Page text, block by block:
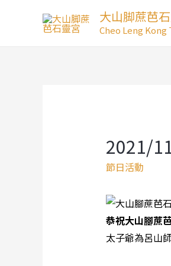
大山脚蔗芭
Cheo Leng Kong
2021/
節日活動
恭祝大山腳蔗
太子爺為呂山